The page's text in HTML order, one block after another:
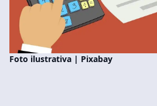
Foto ilustrativa | Pixabay